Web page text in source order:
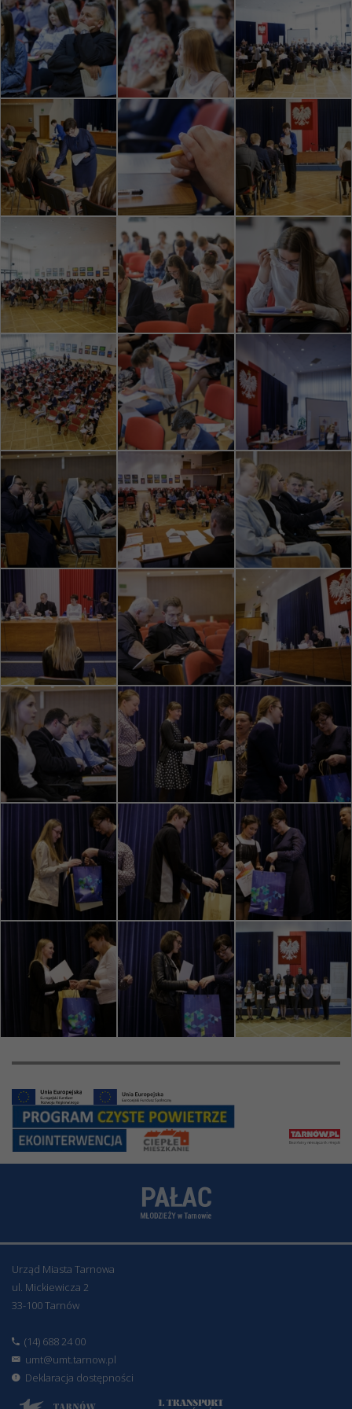
Urząd Miasta Tarnowa
ul. Mickiewicza 2
33-100 Tarnów
(14) 688 24 00
umt@umt.tarnow.pl
Deklaracja dostępności